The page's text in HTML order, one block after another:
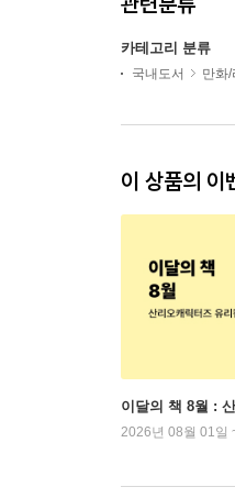
카테고리 분류
국내도서 만화/
이 상품의 이
이달의 책 8월 :
2026년 08월 01일